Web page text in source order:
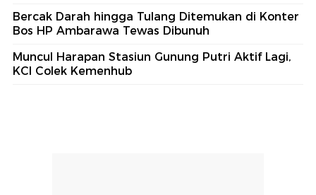
Bercak Darah hingga Tulang Ditemukan di Konter
Bos HP Ambarawa Tewas Dibunuh
Muncul Harapan Stasiun Gunung Putri Aktif Lagi,
KCI Colek Kemenhub